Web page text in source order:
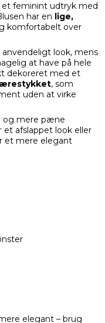
feminint udtryk med
har en lige,
komfortabelt over
anvendeligt look, mens
at have på hele
dekoreret med et
, som
uden at virke
og mere pæne
et afslappet look eller
et mere elegant
elegant – brug